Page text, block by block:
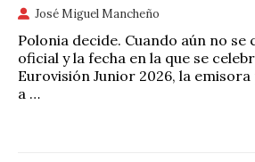
José Miguel Mancheño
Polonia decide. Cuando aún no se
oficial y la fecha en la que se
Eurovisión Junior 2026, la emisora
a …